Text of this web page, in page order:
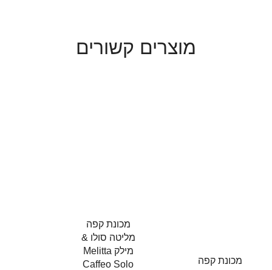
מוצרים קשורים
מכונת קפה
מכונת קפה
מליטה סולו &
מילק Melitta
Caffeo Solo